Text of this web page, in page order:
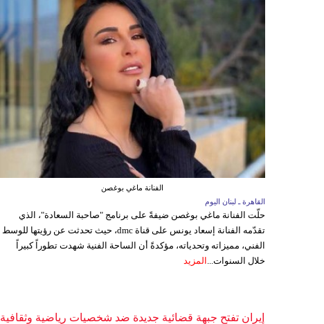
الفنانة ماغي بوغصن
القاهرة ـ لبنان اليوم
حلّت الفنانة ماغي بوغصن ضيفةً على برنامج "صاحبة السعادة"، الذي
تقدّمه الفنانة إسعاد يونس على قناة dmc، حيث تحدثت عن رؤيتها للوسط
الفني، مميزاته وتحدياته، مؤكدةً أن الساحة الفنية شهدت تطوراً كبيراً
خلال السنوات... المزيد
إيران تفتح جبهة قضائية جديدة ضد شخصيات رياضية وثقافية